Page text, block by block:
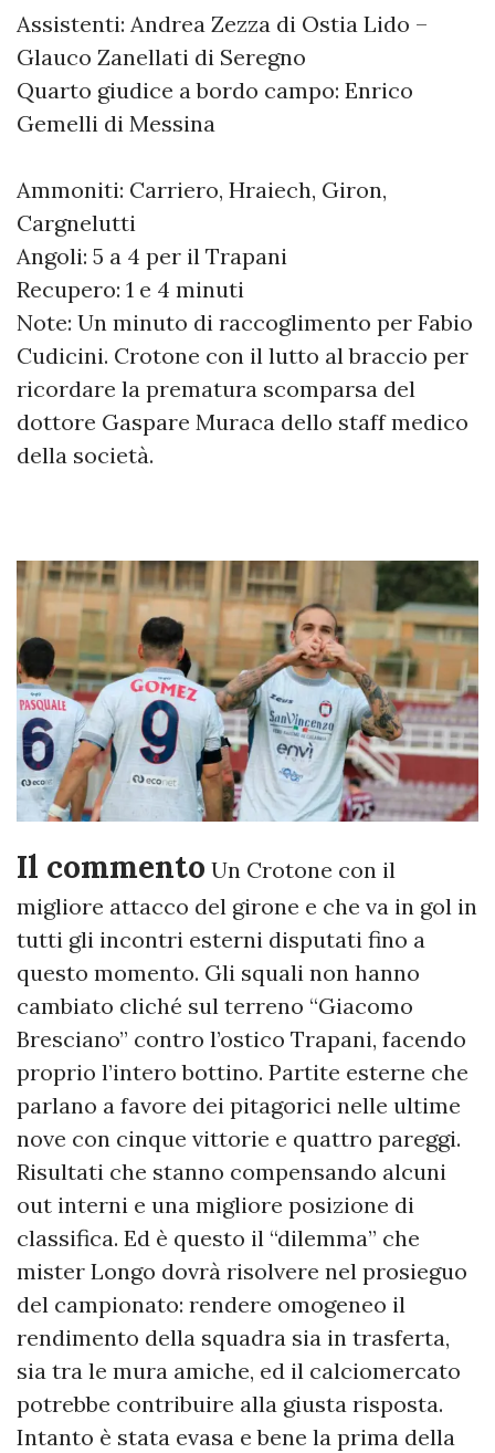
Assistenti: Andrea Zezza di Ostia Lido –
Glauco Zanellati di Seregno
Quarto giudice a bordo campo: Enrico
Gemelli di Messina
Ammoniti: Carriero, Hraiech, Giron,
Cargnelutti
Angoli: 5 a 4 per il Trapani
Recupero: 1 e 4 minuti
Note: Un minuto di raccoglimento per Fabio
Cudicini. Crotone con il lutto al braccio per
ricordare la prematura scomparsa del
dottore Gaspare Muraca dello staff medico
della società.
Il commento Un Crotone con il
migliore attacco del girone e che va in gol in
tutti gli incontri esterni disputati fino a
questo momento. Gli squali non hanno
cambiato cliché sul terreno “Giacomo
Bresciano” contro l’ostico Trapani, facendo
proprio l’intero bottino. Partite esterne che
parlano a favore dei pitagorici nelle ultime
nove con cinque vittorie e quattro pareggi.
Risultati che stanno compensando alcuni
out interni e una migliore posizione di
classifica. Ed è questo il “dilemma” che
mister Longo dovrà risolvere nel prosieguo
del campionato: rendere omogeneo il
rendimento della squadra sia in trasferta,
sia tra le mura amiche, ed il calciomercato
potrebbe contribuire alla giusta risposta.
Intanto è stata evasa e bene la prima della